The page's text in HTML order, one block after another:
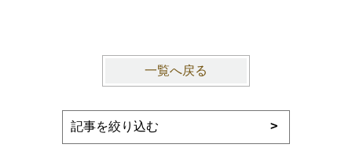
一覧へ戻る